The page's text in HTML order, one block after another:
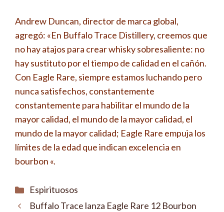
Andrew Duncan, director de marca global,
agregó: «En Buffalo Trace Distillery, creemos que
no hay atajos para crear whisky sobresaliente: no
hay sustituto por el tiempo de calidad en el cañón.
Con Eagle Rare, siempre estamos luchando pero
nunca satisfechos, constantemente
constantemente para habilitar el mundo de la
mayor calidad, el mundo de la mayor calidad, el
mundo de la mayor calidad; Eagle Rare empuja los
límites de la edad que indican excelencia en
bourbon «.
Categorías
Espirituosos
Buffalo Trace lanza Eagle Rare 12 Bourbon